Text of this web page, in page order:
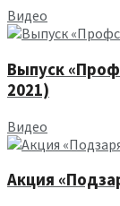
Видео
Выпуск
2021)
Видео
Акция